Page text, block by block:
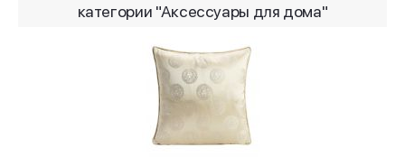
категории "Аксессуары для дома"